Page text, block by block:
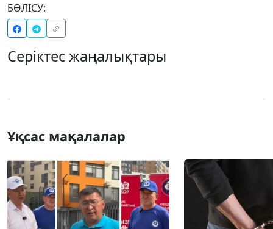
БӨЛІСУ:
Серіктес жаңалықтары
Ұқсас мақалалар